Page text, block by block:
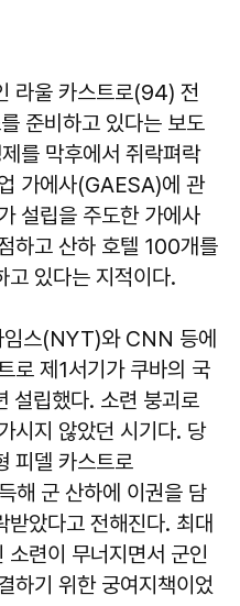
라울 카스트로(94) 전
준비하고 있다는 보도
를 막후에서 쥐락펴락
가에사(GAESA)에 관
설립을 주도한 가에사
하고 산하 호텔 100개를
고 있다는 지적이다.
임스(NYT)와 CNN 등에
로 제1서기가 쿠바의 국
설립했다. 소련 붕괴로
시지 않았던 시기다. 당
피델 카스트로
해 군 산하에 이권을 담
았다고 전해진다. 최대
소련이 무너지면서 군인
하기 위한 궁여지책이었